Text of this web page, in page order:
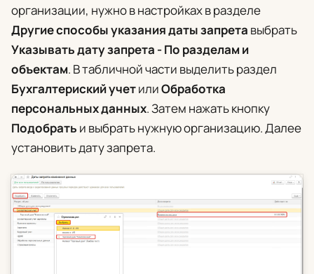
организации, нужно в настройках в разделе
Другие способы указания даты запрета выбрать
Указывать дату запрета - По разделам и
объектам. В табличной части выделить раздел
Бухгалтериский учетилиОбработка
персональных данных. Затем нажать кнопку
Подобрать и выбрать нужную организацию. Далее
установить дату запрета.